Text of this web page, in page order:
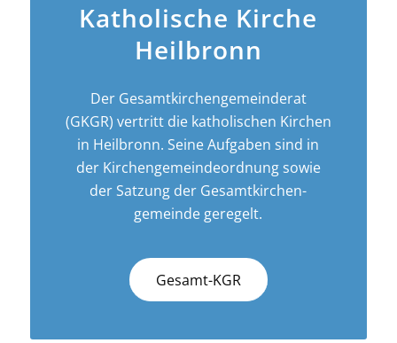
Katholische Kirche
Heilbronn
Der Gesamt­­kirchen­­gemeinderat
(GKGR) vertritt die katholischen Kirchen
in Heilbronn. Seine Aufgaben sind in
der Kirchen­­gemeinde­­ordnung sowie
der Satzung der Gesamt­kirchen­
gemeinde geregelt.
Gesamt-KGR